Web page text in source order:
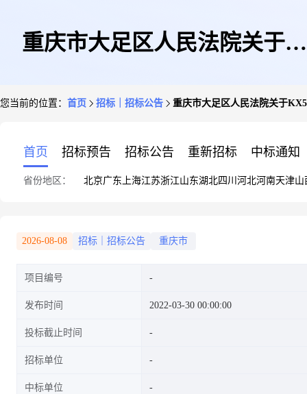
重庆市大足区人民法院关于
您当前的位置： 首页 招标｜招标公告 重庆市大足区人民法院关于
首页 招标预告 招标公告 重新招标 中标通知
省份地区： 北京广东 上海江苏浙江山东湖北四川 河北河南天津山
2026-08-08 招标｜招标公告 重庆市
项目编号
发布时间 2022-03-30 00:00:00
投标截止时间
招标单位
中标单位